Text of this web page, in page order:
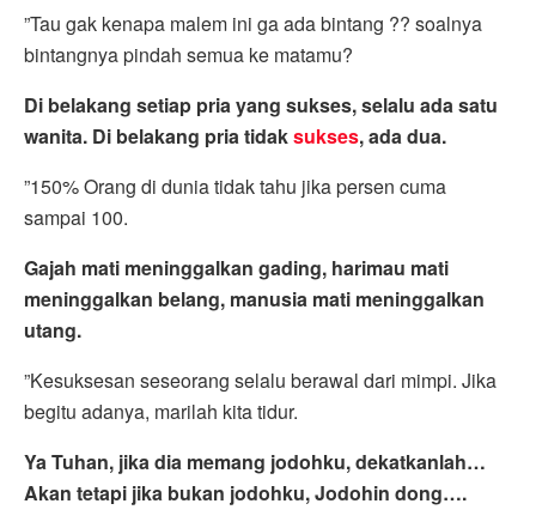
”Tau gak kenapa malem ini ga ada bintang ?? soalnya
bintangnya pindah semua ke matamu?
Di belakang setiap pria yang sukses, selalu ada satu
wanita. Di belakang pria tidaksukses, ada dua.
”150% Orang di dunia tidak tahu jika persen cuma
sampai 100.
Gajah mati meninggalkan gading, harimau mati
meninggalkan belang, manusia mati meninggalkan
utang.
”Kesuksesan seseorang selalu berawal dari mimpi. Jika
begitu adanya, marilah kita tidur.
Ya Tuhan, jika dia memang jodohku, dekatkanlah…
Akan tetapi jika bukan jodohku, Jodohin dong….